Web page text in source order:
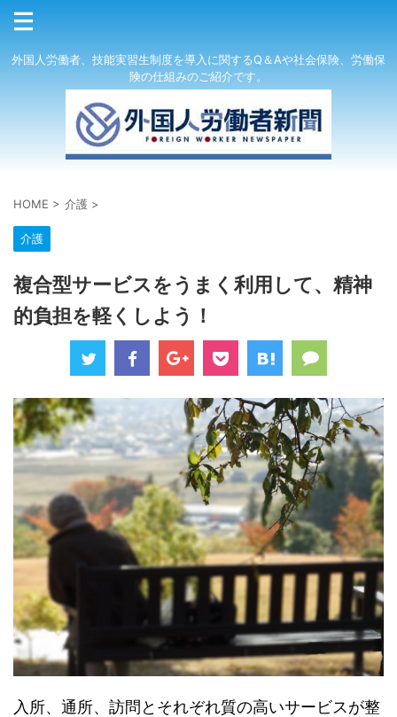
外国人労働者、技能実習生制度を導入に関するQ＆Aや社会保険、労働保
険の仕組みのご紹介です。
HOME > 介護 >
介護
複合型サービスをうまく利用して、精神
的負担を軽くしよう！
入所、通所、訪問とそれぞれ質の高いサービスが整